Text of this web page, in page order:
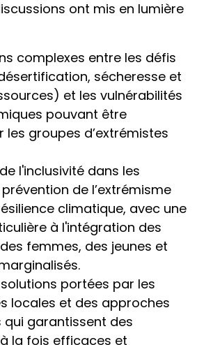
ont mis en lumière
complexes entre les défis
sécheresse et
et les vulnérabilités
pouvant être
les groupes d’extrémistes
l'inclusivité dans les
de l’extrémisme
climatique, avec une
à l'intégration des
femmes, des jeunes et
portées par les
locales et des approches
garantissent des
la fois efficaces et